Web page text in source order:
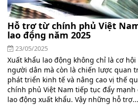
Hỗ trợ từ chính phủ Việt
lao động năm 2025
23/05/2025
Xuất khẩu lao động không chỉ là cơ
người dân mà còn là chiến lược quan
phát triển kinh tế và nâng cao vị thế
chính phủ Việt Nam tiếp tục đẩy
lao động xuất khẩu. Vậy những hỗ trợ...